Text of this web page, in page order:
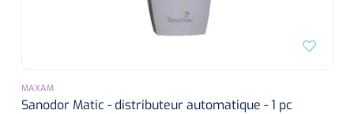
MAXAM
Sanodor Matic - distributeur automatique - 1 pc